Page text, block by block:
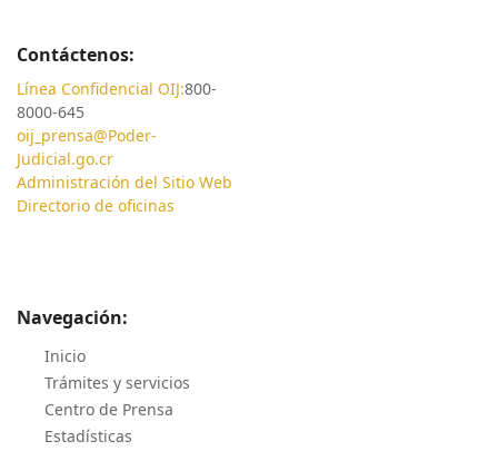
Contáctenos:
Línea Confidencial OIJ:800-
8000-645
oij_prensa@Poder-
Judicial.go.cr
Administración del Sitio Web
Directorio de oficinas
Navegación:
Inicio
Trámites y servicios
Centro de Prensa
Estadísticas